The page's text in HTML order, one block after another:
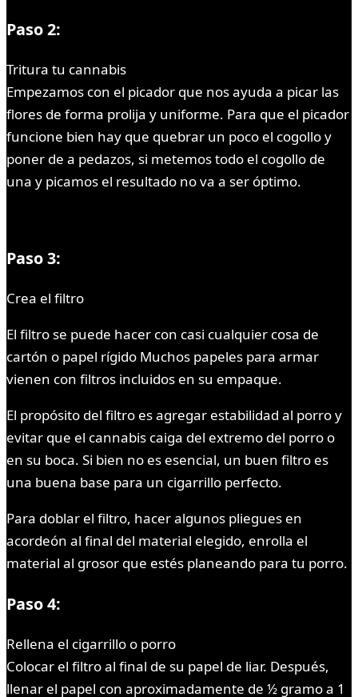
Paso 2:
Tritura tu cannabis
Empezamos con el picador que nos ayuda a picar las
flores de forma prolija y uniforme. Para que el picador
funcione bien hay que quebrar un poco el cogollo y
poner de a pedazos, si metemos todo el cogollo de
una y picamos el resultado no va a ser óptimo.
Paso 3:
Crea el filtro
El filtro se puede hacer con casi cualquier cosa de
cartón o papel rígido Muchos papeles para armar
vienen con filtros incluidos en su empaque.
El propósito del filtro es agregar estabilidad al porro y
evitar que el cannabis caiga del extremo del porro o
en su boca. Si bien no es esencial, un buen filtro es
una buena base para un cigarrillo perfecto.
Para doblar el filtro, hacer algunos pliegues en
acordeón al final del material elegido, enrolla el
material al grosor que estés planeando para tu porro.
Paso 4:
Rellena el cigarrillo o porro
Colocar el filtro al final de su papel de liar. Después,
llenar el papel con aproximadamente de ½ gramo a 1